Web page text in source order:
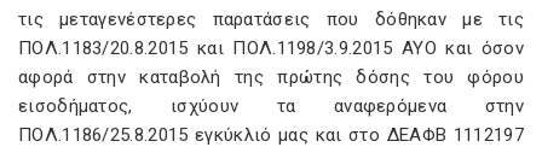
τις μεταγενέστερες παρατάσεις που δόθηκαν με τις
ΠΟΛ.1183/20.8.2015 και ΠΟΛ.1198/3.9.2015 ΑΥΟ και όσον
αφορά στην καταβολή της πρώτης δόσης του φόρου
εισοδήματος, ισχύουν τα αναφερόμενα στην
ΠΟΛ.1186/25.8.2015 εγκύκλιό μας και στο ΔΕΑΦΒ 1112197